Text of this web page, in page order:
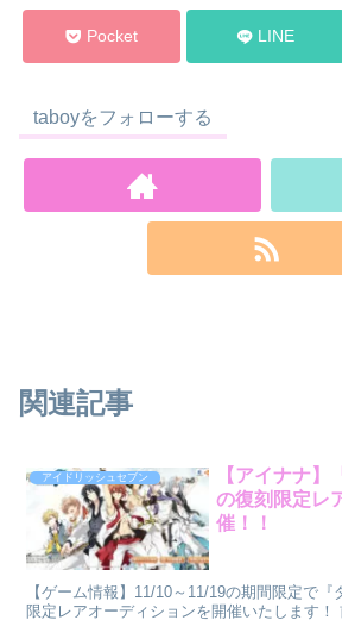
Pocket LINE
taboyをフォローする
関連記事
アイドリッシュセブン
【アイナナ】
の復刻限定レ
催！！
【ゲーム情報】11/10～11/19の期間限定で『
限定レアオーディションを開催いたします！